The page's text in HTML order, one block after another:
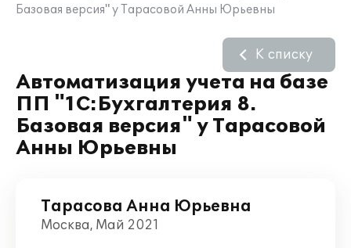
Базовая версия" у Тарасовой Анны Юрьевны
Автоматизация учета на базе
ПП "1С:Бухгалтерия 8.
Базовая версия" у Тарасовой
Анны Юрьевны
К списку
Тарасова Анна Юрьевна
Москва, Май 2021